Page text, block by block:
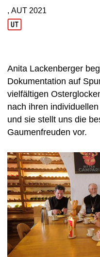
Produktionsland: AUT
, AUT
Produktionsjahr: 2021
2021
Anita Lackenberger
Dokumentation auf
vielfältigen
nach ihren
und sie stellt uns die
Gaumenfreuden vor.